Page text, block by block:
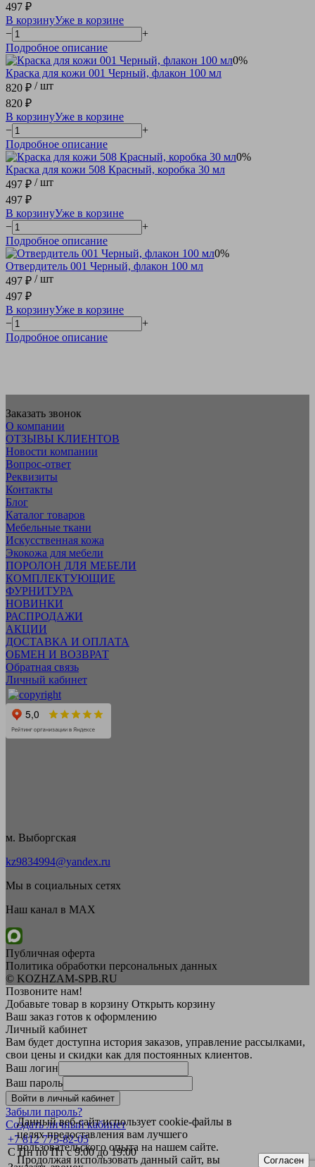
497 ₽
В корзинуУже в корзине
−
+
Подробное описание
0%
Краска для кожи 001 Черный, флакон 100 мл
820 ₽ / шт
820 ₽
В корзинуУже в корзине
−
+
Подробное описание
0%
Краска для кожи 508 Красный, коробка 30 мл
497 ₽ / шт
497 ₽
В корзинуУже в корзине
−
+
Подробное описание
0%
Отвердитель 001 Черный, флакон 100 мл
497 ₽ / шт
497 ₽
В корзинуУже в корзине
−
+
Подробное описание
Заказать звонок
О компании
ОТЗЫВЫ КЛИЕНТОВ
Новости компании
Вопрос-ответ
Реквизиты
Контакты
Блог
Каталог товаров
Мебельные ткани
Искусcтвенная кожа
Экокожа для мебели
ПОРОЛОН ДЛЯ МЕБЕЛИ
КОМПЛЕКТУЮЩИЕ
ФУРНИТУРА
НОВИНКИ
РАСПРОДАЖИ
АКЦИИ
ДОСТАВКА И ОПЛАТА
ОБМЕН И ВОЗВРАТ
Обратная связь
Личный кабинет
м. Выборгская
kz9834994@yandex.ru
Мы в социальных сетях
Наш канал в MAX
Публичная оферта
Политика обработки персональных данных
© KOZHZAM-SPB.RU
Позвоните нам!
Добавьте товар в корзину Открыть корзину
Ваш заказ готов к оформлению
Личный кабинет
Вам будет доступна история заказов, управление рассылками,
свои цены и скидки как для постоянных клиентов.
Ваш логин
Ваш пароль
Войти в личный кабинет
Забыли пароль?
Создать личный кабинет
+7 812 775-82-05
С Пн по Пт с 9:00 до 19:00
Данный веб-сайт использует cookie-файлы в
целях предоставления вам лучшего
пользовательского опыта на нашем сайте.
Продолжая использовать данный сайт, вы
Согласен